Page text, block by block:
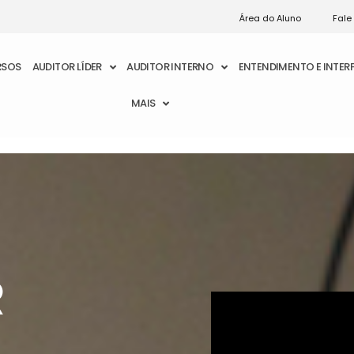
Área do Aluno
AUDITOR LÍDER AUDITOR INTERNO ENTENDIMENTO E
MAIS